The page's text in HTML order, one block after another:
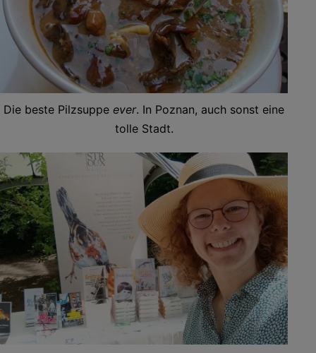
Die beste Pilzsuppe ever. In Poznan, auch sonst eine
tolle Stadt.